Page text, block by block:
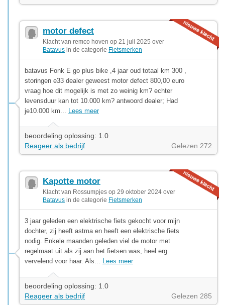
motor defect
Klacht van remco hoven op 21 juli 2025 over
Batavus in de categorie Fietsmerken
batavus Fonk E go plus bike ,4 jaar oud totaal km 300 ,
storingen e33 dealer geweest motor defect 800,00 euro
vraag hoe dit mogelijk is met zo weinig km? echter
levensduur kan tot 10.000 km? antwoord dealer; Had
je10.000 km... Lees meer
beoordeling oplossing: 1.0
Reageer als bedrijf
Gelezen 272
Kapotte motor
Klacht van Rossumpjes op 29 oktober 2024 over
Batavus in de categorie Fietsmerken
3 jaar geleden een elektrische fiets gekocht voor mijn
dochter, zij heeft astma en heeft een elektrische fiets
nodig. Enkele maanden geleden viel de motor met
regelmaat uit als zij aan het fietsen was, heel erg
vervelend voor haar. Als... Lees meer
beoordeling oplossing: 1.0
Reageer als bedrijf
Gelezen 285